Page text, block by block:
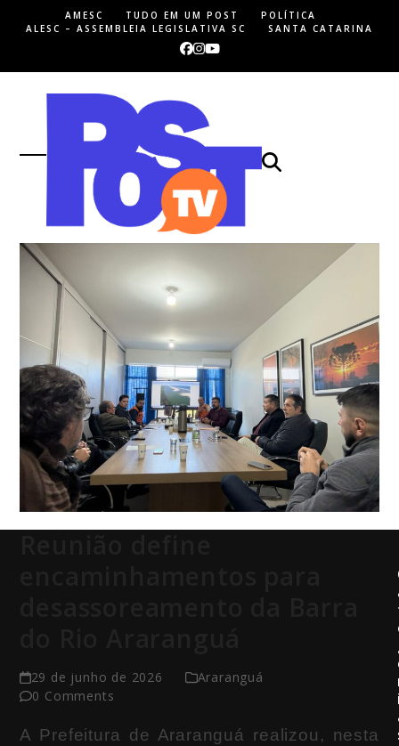
AMESC TUDO EM UM POST
POLÍTICA
ALESC – ASSEMBLEIA LEGISLATIVA SC
SANTA CATARINA
Facebook
Instagram
YouTube
Open
mobile
menu
Close
mobile
menu
29 de junho de 2026
Araranguá
0 Comments
A Prefeitura de Araranguá realizou, nesta